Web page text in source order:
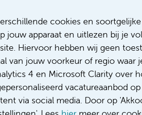
cookies en
jouw apparaat en uitlezen bij je
Hiervoor hebben wij geen
van jouw voorkeur of regio
4 en Microsoft Clarity
vacatureaanbod
via social media. Door op
polikliniek
assistant Urologie
Chirurgische
polikliniek